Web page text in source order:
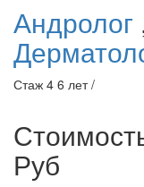
Андролог
Стаж 4 6 лет /
Руб